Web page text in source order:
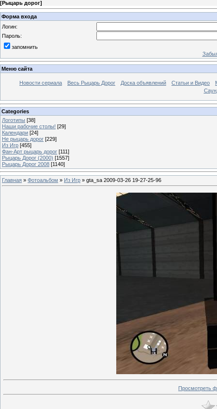
[Рыцарь дорог]
Форма входа
Логин:
Пароль:
запомнить
Меню сайта
Новости сериала Весь Рыцарь Дорог Доска объявлений Статьи и Видео
Categories
Логотипы [38]
Наши рабочие столы! [29]
Календари [24]
Не рыцарь дорог [229]
Из Игр [455]
Фан-Арт рыцарь дорог [111]
Рыцарь Дорог (2000) [1557]
Рыцарь Дорог 2008 [1140]
Главная » Фотоальбом » Из Игр » gta_sa 2009-03-26 19-27-25-96
Просмотреть